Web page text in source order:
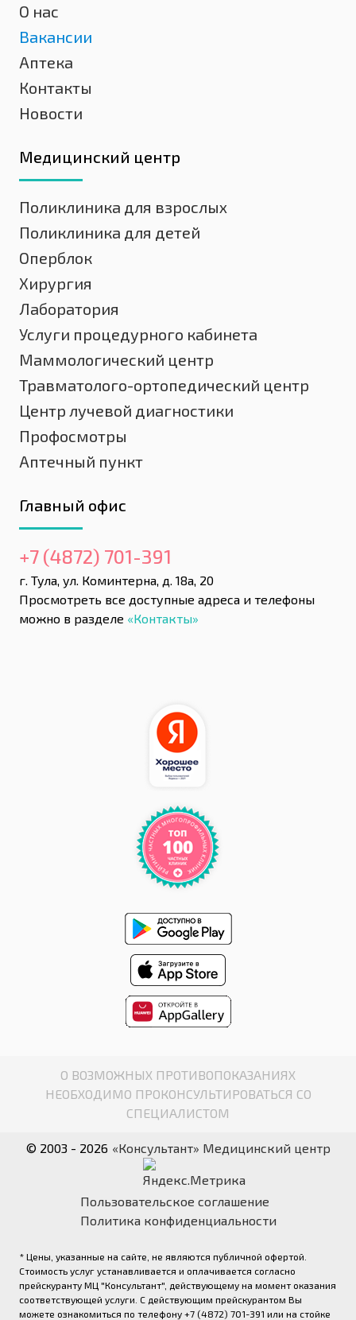
О нас
Вакансии
Аптека
Контакты
Новости
Медицинский центр
Поликлиника для взрослых
Поликлиника для детей
Оперблок
Хирургия
Лаборатория
Услуги процедурного кабинета
Маммологический центр
Травматолого-ортопедический центр
Центр лучевой диагностики
Профосмотры
Аптечный пункт
Главный офис
+7 (4872) 701-391
г. Тула, ул. Коминтерна, д. 18а, 20
Просмотреть все доступные адреса и телефоны
можно в разделе «Контакты»
О ВОЗМОЖНЫХ ПРОТИВОПОКАЗАНИЯХ
НЕОБХОДИМО ПРОКОНСУЛЬТИРОВАТЬСЯ СО
СПЕЦИАЛИСТОМ
© 2003 - 2026 «Консультант» Медицинский центр
Пользовательское соглашение
Политика конфиденциальности
* Цены, указанные на сайте, не являются публичной офертой.
Стоимость услуг устанавливается и оплачивается согласно
прейскуранту МЦ "Консультант", действующему на момент оказания
соответствующей услуги. С действующим прейскурантом Вы
можете ознакомиться по телефону +7 (4872) 701-391 или на стойке